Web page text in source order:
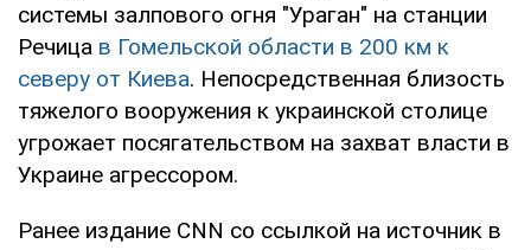
системы залпового огня "Ураган" на станции
Речица в Гомельской области в 200 км к
северу от Киева. Непосредственная близость
тяжелого вооружения к украинской столице
угрожает посягательством на захват власти в
Украине агрессором.
Ранее издание CNN со ссылкой на источник в